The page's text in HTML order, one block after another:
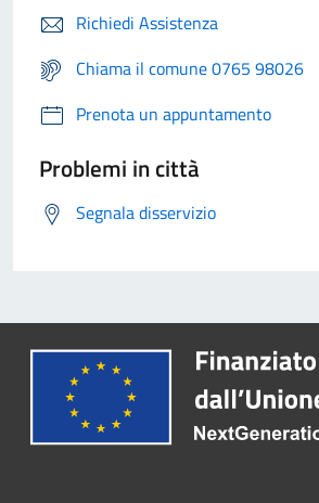
Richiedi Assistenza
Chiama il comune 0765 98026
Prenota un appuntamento
Problemi in città
Segnala disservizio